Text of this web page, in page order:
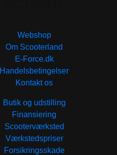
Webshop
Om Scooterland
E-Force.dk
Handelsbetingelser
Kontakt os
Butik og udstilling
Finansiering
Scooterværksted
Værkstedspriser
Forsikringsskade